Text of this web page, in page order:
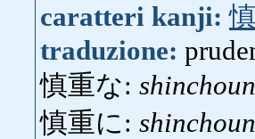
caratteri kanji:
traduzione:
慎重な:
慎重に: